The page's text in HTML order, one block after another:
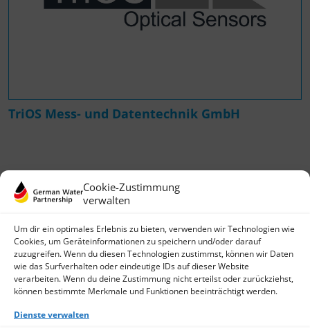
Cookie-Zustimmung
verwalten
Um dir ein optimales Erlebnis zu bieten, verwenden wir Technologien wie
Cookies, um Geräteinformationen zu speichern und/oder darauf
zuzugreifen. Wenn du diesen Technologien zustimmst, können wir Daten
wie das Surfverhalten oder eindeutige IDs auf dieser Website
verarbeiten. Wenn du deine Zustimmung nicht erteilst oder zurückziehst,
können bestimmte Merkmale und Funktionen beeinträchtigt werden.
Dienste verwalten
TriOS Mess- und Datentechnik GmbH
German Water Partnership e.V.
Invalidenstraße 91
D-10115 Berlin